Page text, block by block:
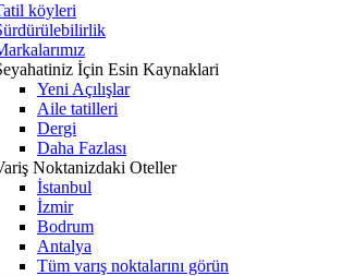
köyleri
İçin Esin Kaynaklari
Yeni Açılışlar
Aile tatilleri
Dergi
Daha Fazlası
Noktanizdaki Oteller
İstanbul
İzmir
Bodrum
Antalya
Tüm varış noktalarını görün